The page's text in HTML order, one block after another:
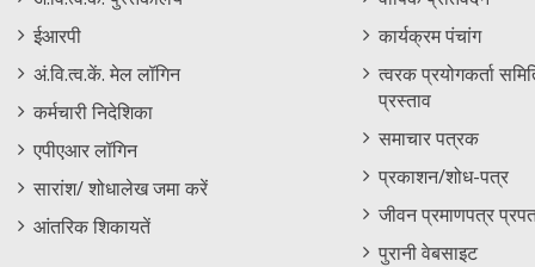
Footer
Menu
ईआरपी
अं.वि.त्व.कें. मेल लॉगिन
कर्मचारी निदेशिका
एपीएआर लॉगिन
सारांश/ शोधालेख जमा करें
आंतरिक शिकायतें
Menu
कार्यक्रम पंचांग
त्वरक प्रयोगकर्ता
प्रस्ताव
समाचार पत्रक
प्रकाशन/शोध-पत्र
जीवन प्रमाणपत्र
पुरानी वेबसाइट